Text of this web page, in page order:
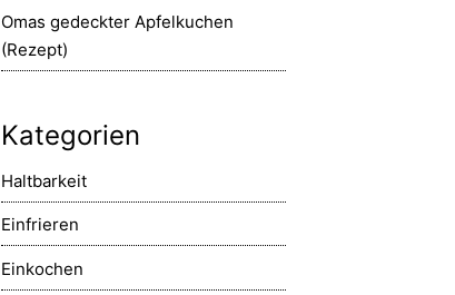
Omas gedeckter Apfelkuchen
(Rezept)
Kategorien
Haltbarkeit
Einfrieren
Einkochen